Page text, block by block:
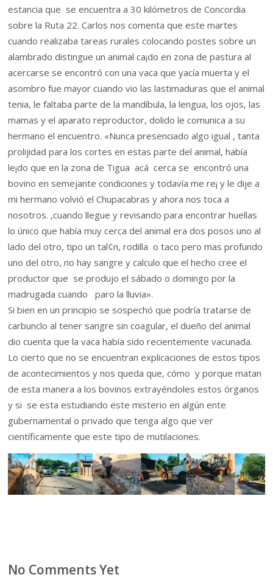
estancia que se encuentra a 30 kilómetros de Concordia
sobre la Ruta 22. Carlos nos comenta que este martes
cuando realizaba tareas rurales colocando postes sobre un
alambrado distingue un animal ca¡do en zona de pastura al
acercarse se encontró con una vaca que yacía muerta y el
asombro fue mayor cuando vio las lastimaduras que el animal
tenia, le faltaba parte de la mandíbula, la lengua, los ojos, las
mamas y el aparato reproductor, dolido le comunica a su
hermano el encuentro. «Nunca presenciado algo igual , tanta
prolijidad para los cortes en estas parte del animal, había
le¡do que en la zona de Tigua acá cerca se encontró una
bovino en semejante condiciones y todavía me re¡ y le dije a
mi hermano volvió el Chupacabras y ahora nos toca a
nosotros. ,cuando llegue y revisando para encontrar huellas
lo único que había muy cerca del animal era dos posos uno al
lado del otro, tipo un tal¢n, rodilla o taco pero mas profundo
uno del otro, no hay sangre y calculo que el hecho cree el
productor que se produjo el sábado o domingo por la
madrugada cuando paro la lluvia».
Si bien en un principio se sospechó que podría tratarse de
carbunclo al tener sangre sin coagular, el dueño del animal
dio cuenta que la vaca había sido recientemente vacunada.
Lo cierto que no se encuentran explicaciones de estos tipos
de acontecimientos y nos queda que, cómo y porque matan
de esta manera a los bovinos extrayéndoles estos órganos
y si se esta estudiando este misterio en algún ente
gubernamental o privado que tenga algo que ver
científicamente que este tipo de mutilaciones.
No Comments Yet